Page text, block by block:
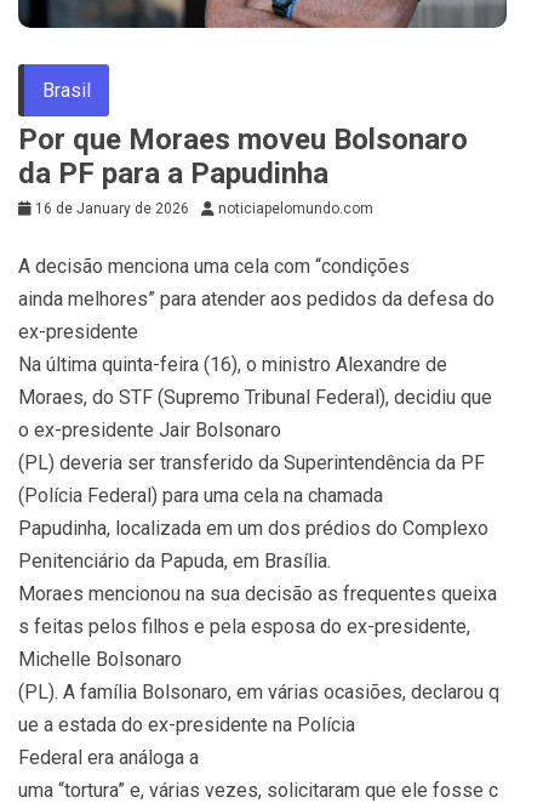
Brasil
Por que Moraes moveu Bolsonaro
da PF para a Papudinha
16 de January de 2026 noticiapelomundo.com
A decisão menciona uma cela com “condições
ainda melhores” para atender aos pedidos da defesa do
ex-presidente
Na última quinta-feira (16), o ministro Alexandre de
Moraes, do STF (Supremo Tribunal Federal), decidiu que
o ex-presidente Jair Bolsonaro
(PL) deveria ser transferido da Superintendência da PF
(Polícia Federal) para uma cela na chamada
Papudinha, localizada em um dos prédios do Complexo
Penitenciário da Papuda, em Brasília.
Moraes mencionou na sua decisão as frequentes queixa
s feitas pelos filhos e pela esposa do ex-presidente,
Michelle Bolsonaro
(PL). A família Bolsonaro, em várias ocasiões, declarou q
ue a estada do ex-presidente na Polícia
Federal era análoga a
uma “tortura” e, várias vezes, solicitaram que ele fosse c